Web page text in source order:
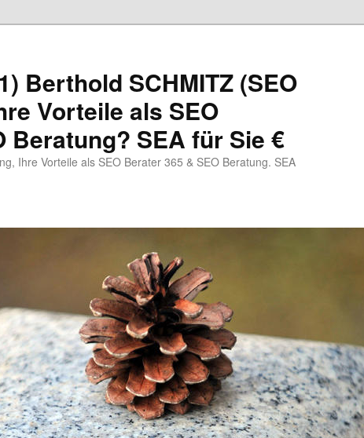
Berthold SCHMITZ (SEO
Vorteile als SEO
Beratung? SEA für Sie €
Ihre Vorteile als SEO Berater 365 & SEO Beratung. SEA